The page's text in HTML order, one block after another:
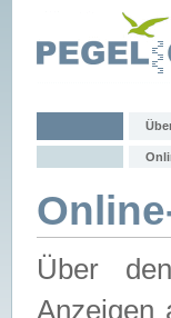
Über
Anzeigen